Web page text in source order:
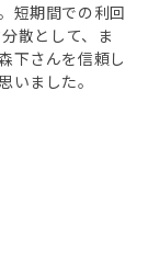
短期間での利回
散として、ま
下さんを信頼し
いました。